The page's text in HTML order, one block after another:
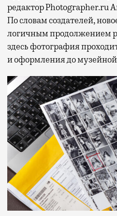
редактор Photographer.ru
По словам создателей,
логичным продолжением
здесь фотография
и оформления до